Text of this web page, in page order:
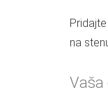
na
Vaša